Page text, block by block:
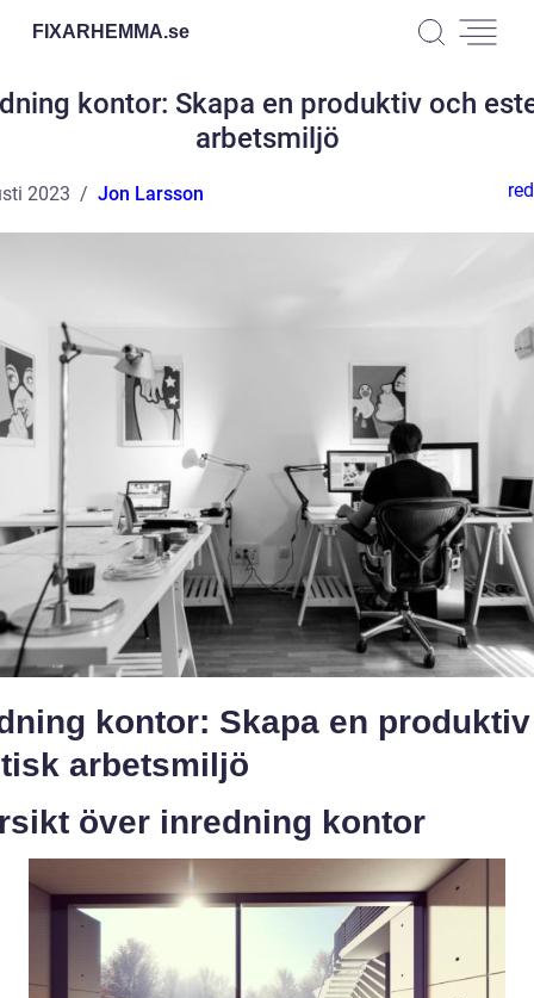
FIXARHEMMA.se
kontor: Skapa en produktiv och
arbetsmiljö
2023 Jon Larsson
kontor: Skapa en
arbetsmiljö
över inredning kontor